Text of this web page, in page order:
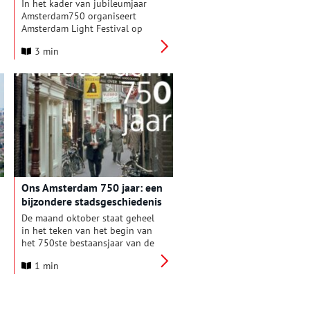
In het kader van jubileumjaar
Amsterdam750 organiseert
Amsterdam Light Festival op
speciale festivalrondvaart voor
boord van twee rondvaartboten
zitten 70 onbezongen helden
die zijn voorgedragen door
vrienden, buren en bekenden.
3 min
Ons Amsterdam 750 jaar: een
bijzondere stadsgeschiedenis
De maand oktober staat geheel
in het teken van het begin van
het 750ste bestaansjaar van de
en feestelijkheden! Ons
1 min